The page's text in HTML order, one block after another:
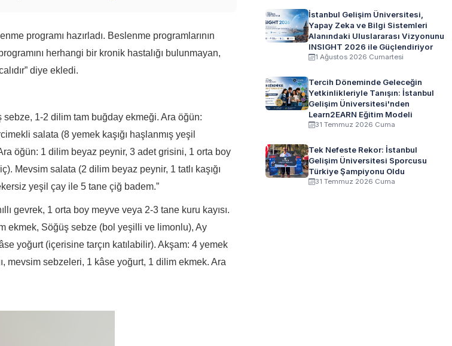
programı hazırladı. Beslenme programlarının
herhangi bir kronik hastalığı bulunmayan,
diye ekledi.
1-2 dilim tam buğday ekmeği. Ara öğün:
salata (8 yemek kaşığı haşlanmış yeşil
öğün: 1 dilim beyaz peynir, 3 adet grisini, 1 orta boy
Mevsim salata (2 dilim beyaz peynir, 1 tatlı kaşığı
yeşil çay ile 5 tane çiğ badem.”
gevrek, 1 orta boy meyve veya 2-3 tane kuru kayısı.
ekmek, Söğüş sebze (bol yeşilli ve limonlu), Ay
yoğurt (içerisine tarçın katılabilir). Akşam: 4 yemek
mevsim sebzeleri, 1 kâse yoğurt, 1 dilim ekmek. Ara
İstanbul Gelişim Üniversitesi,
Yapay Zeka ve Bilgi Sistemleri
Alanındaki Uluslararası Vizyonunu
INSIGHT 2026 ile Güçlendiriyor
1 Ağustos 2026 Cumartesi
Tercih Döneminde Geleceğin
Yetkinlikleriyle Tanışın: İstanbul
Gelişim Üniversitesi'nden
Learn2EARN Eğitim Modeli
31 Temmuz 2026 Cuma
Tek Nefeste Rekor: İstanbul
Gelişim Üniversitesi Sporcusu
Türkiye Şampiyonu Oldu
31 Temmuz 2026 Cuma